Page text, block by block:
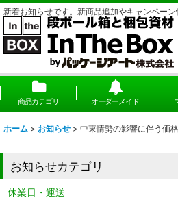
新着お知らせです。新商品追加やキャンペーン
商品カテゴリ オーダーメイド
ホーム > お知らせ > 中東情勢の影響に伴う価
お知らせカテゴリ
休業日・運送